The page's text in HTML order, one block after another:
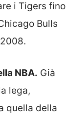
i Tigers fino
Bulls
NBA. Già
lega,
quella della